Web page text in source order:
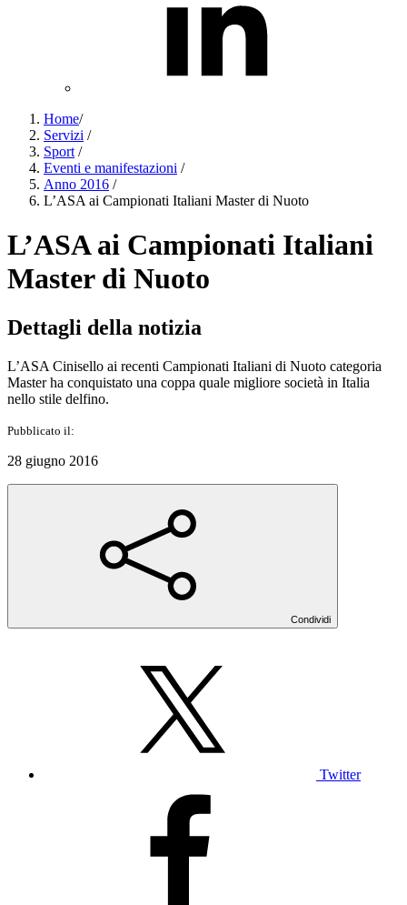
Home/
Servizi /
Sport /
Eventi e manifestazioni /
Anno 2016 /
L’ASA ai Campionati Italiani Master di Nuoto
L’ASA ai Campionati Italiani
Master di Nuoto
Dettagli della notizia
L’ASA Cinisello ai recenti Campionati Italiani di Nuoto categoria
Master ha conquistato una coppa quale migliore società in Italia
nello stile delfino.
Pubblicato il:
28 giugno 2016
Condividi
Twitter